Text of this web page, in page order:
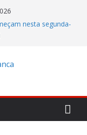
nesta segunda-
segundo trimestre